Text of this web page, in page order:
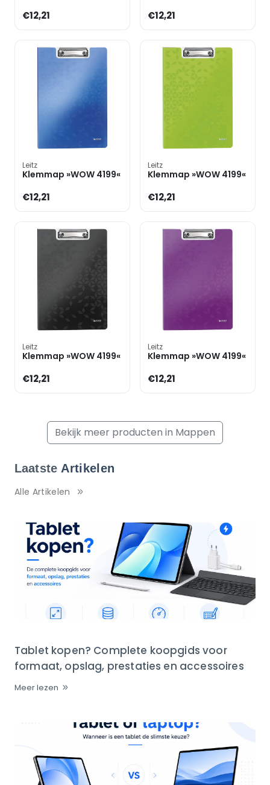
€12,21 €12,21
Leitz
Klemmap »WOW 4199«
€12,21
Leitz
Klemmap »WOW 4199«
€12,21
Leitz
Klemmap »WOW 4199«
€12,21
Leitz
Klemmap »WOW 4199«
€12,21
Bekijk meer producten in Mappen
Laatste Artikelen
Alle Artikelen
Tablet kopen? Complete koopgids voor
formaat, opslag, prestaties en accessoires
Meer lezen